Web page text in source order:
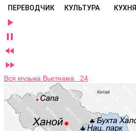
ПЕРЕВОДЧИК КУЛЬТУРА КУХНЯ




Вся музыка Вьетнама 24